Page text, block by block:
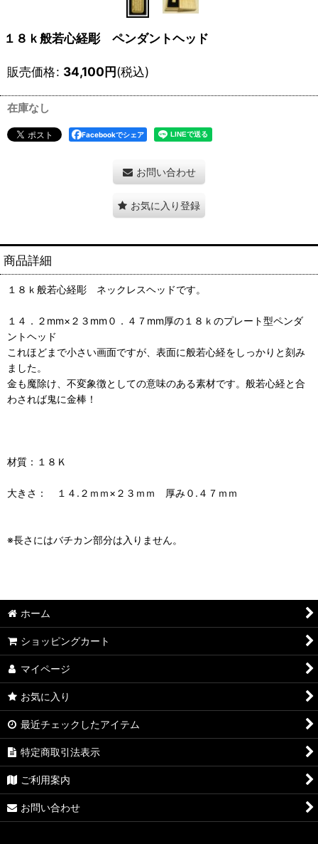
１８ｋ般若心経彫 ペンダントヘッド
販売価格: 34,100円(税込)
在庫なし
Facebookでシェア
お問い合わせ
お気に入り登録
商品詳細
１８ｋ般若心経彫 ネックレスヘッドです。
１４．２mm×２３mm０．４７mm厚の１８ｋのプレート型ペンダ
ントヘッド
これほどまで小さい画面ですが、表面に般若心経をしっかりと刻み
ました。
金も魔除け、不変象徴としての意味のある素材です。般若心経と合
わされば鬼に金棒！
材質：１８Ｋ
大きさ： １４.２ｍｍ×２３ｍｍ 厚み０.４７ｍｍ
※長さにはバチカン部分は入りません。
ホーム
ショッピングカート
マイページ
お気に入り
最近チェックしたアイテム
特定商取引法表示
ご利用案内
お問い合わせ